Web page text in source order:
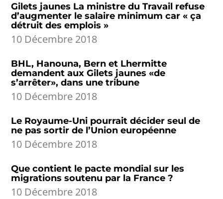
Gilets jaunes La ministre du Travail refuse
d’augmenter le salaire minimum car « ça
détruit des emplois »
10 Décembre 2018
BHL, Hanouna, Bern et Lhermitte
demandent aux Gilets jaunes «de
s’arrêter», dans une tribune
10 Décembre 2018
Le Royaume-Uni pourrait décider seul de
ne pas sortir de l’Union européenne
10 Décembre 2018
Que contient le pacte mondial sur les
migrations soutenu par la France ?
10 Décembre 2018